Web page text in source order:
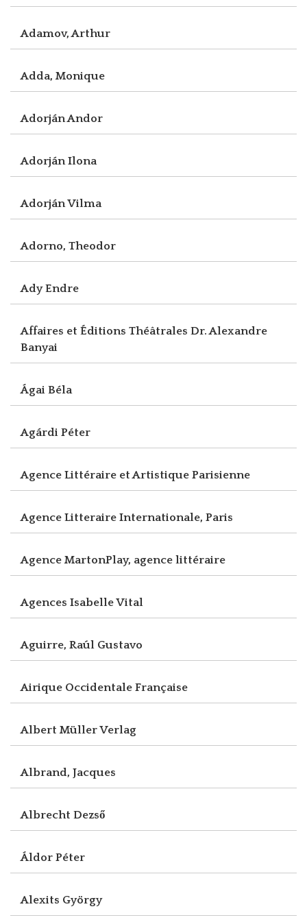
Adamov, Arthur
Adda, Monique
Adorján Andor
Adorján Ilona
Adorján Vilma
Adorno, Theodor
Ady Endre
Affaires et Éditions Théâtrales Dr. Alexandre
Banyai
Ágai Béla
Agárdi Péter
Agence Littéraire et Artistique Parisienne
Agence Litteraire Internationale, Paris
Agence MartonPlay, agence littéraire
Agences Isabelle Vital
Aguirre, Raúl Gustavo
Airique Occidentale Française
Albert Müller Verlag
Albrand, Jacques
Albrecht Dezső
Áldor Péter
Alexits György